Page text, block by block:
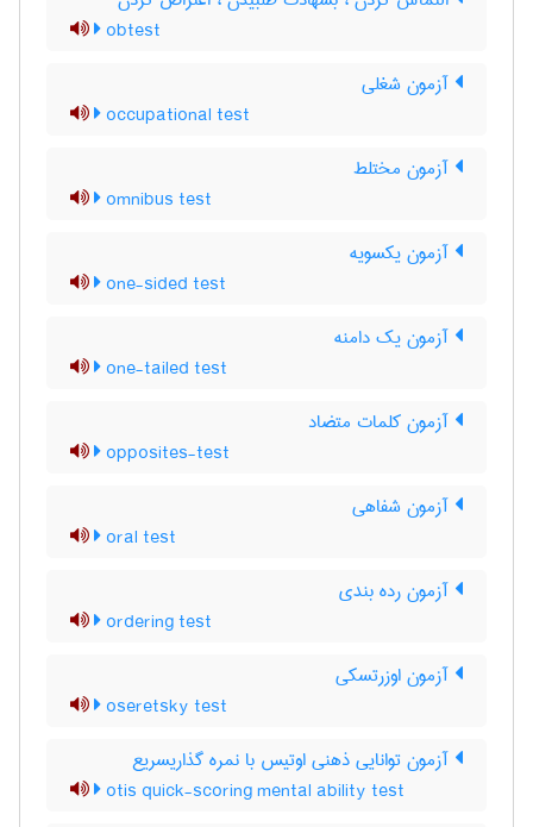
obtest
آزمون شغلی
occupational test
آزمون مختلط
omnibus test
آزمون یکسویه
one-sided test
آزمون یک دامنه
one-tailed test
آزمون کلمات متضاد
opposites-test
آزمون شفاهی
oral test
آزمون رده بندی
ordering test
آزمون اوزرتسکی
oseretsky test
آزمون توانایی ذهنی اوتیس با نمره گذاریسریع
otis quick-scoring mental ability test